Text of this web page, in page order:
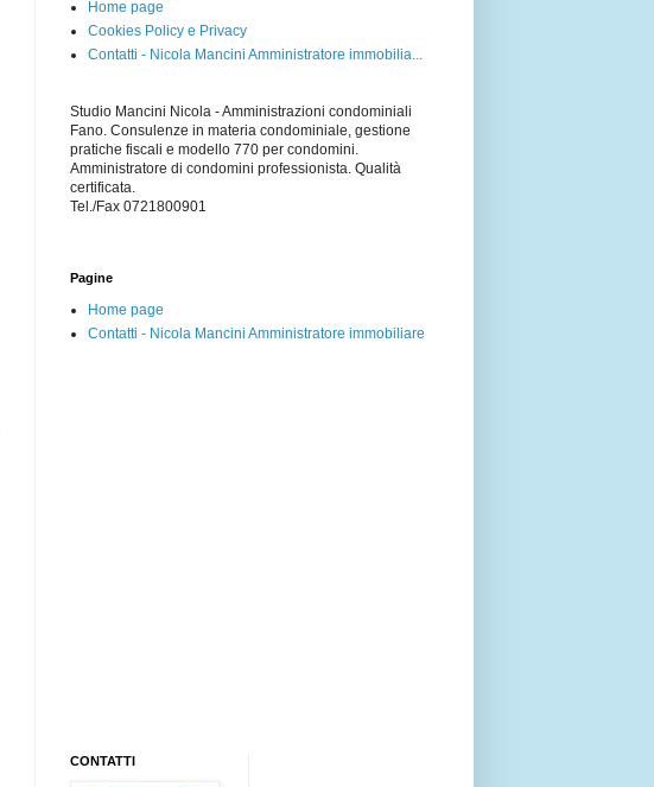
Home page
Cookies Policy e Privacy
Contatti - Nicola Mancini Amministratore immobilia...
Studio Mancini Nicola - Amministrazioni condominiali
Fano. Consulenze in materia condominiale, gestione
pratiche fiscali e modello 770 per condomini.
Amministratore di condomini professionista. Qualità
certificata.
Tel./Fax 0721800901
Pagine
Home page
Contatti - Nicola Mancini Amministratore immobiliare
CONTATTI